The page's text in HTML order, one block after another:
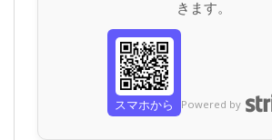
きます。
スマホから Powered by